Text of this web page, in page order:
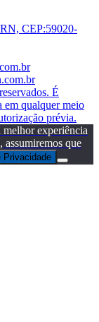
CEP:59020-
É
em qualquer meio
prévia.
melhor experiência
assumiremos que
Privacidade